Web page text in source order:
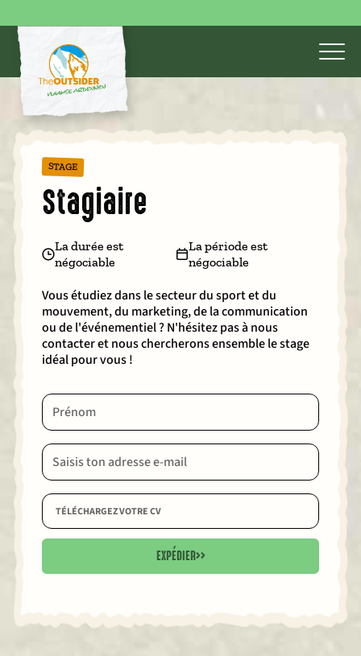
STAGE
Stagiaire
La durée est
négociable
La période est
négociable
Vous étudiez dans le secteur du sport et du
mouvement, du marketing, de la communication
ou de l'événementiel ? N'hésitez pas à nous
contacter et nous chercherons ensemble le stage
idéal pour vous !
TÉLÉCHARGEZ VOTRE CV
EXPÉDIER>>